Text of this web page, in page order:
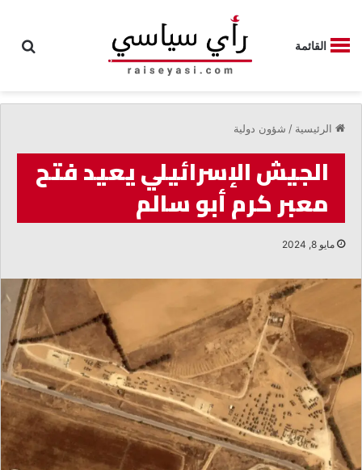
القائمة
الرئيسية / شؤون دولية
الجيش الإسرائيلي يعيد فتح
معبر كرم أبو سالم
مايو 8, 2024